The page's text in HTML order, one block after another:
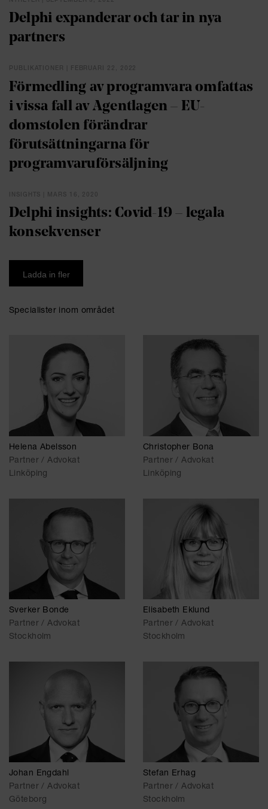
Delphi expanderar och tar in nya
partners
PUBLIKATIONER | FEBRUARI 22, 2022
Förmedling av programvara omfattas
i vissa fall av Agentlagen – EU-
domstolen förändrar
förutsättningarna för
programvaruförsäljning
INSIGHTS | MARS 16, 2020
Delphi insights: Covid-19 – legala
konsekvenser
Ladda in fler
Specialister inom området
Helena Abelsson
Partner / Advokat
Linköping
Christopher Bona
Partner / Advokat
Linköping
Sverker Bonde
Partner / Advokat
Stockholm
Elisabeth Eklund
Partner / Advokat
Stockholm
Johan Engdahl
Partner / Advokat
Göteborg
Stefan Erhag
Partner / Advokat
Stockholm